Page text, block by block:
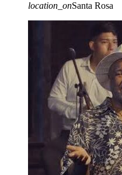
location_onSanta Rosa